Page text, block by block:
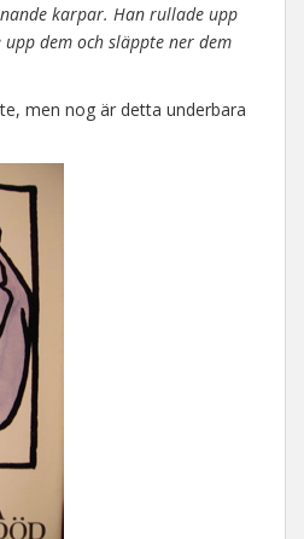
karpar. Han rullade upp
dem och släppte ner dem
men nog är detta underbara